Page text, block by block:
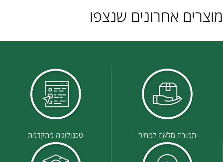
מוצרים אחרונים שנצפו
תמורה מלאה למחיר טכנולוגיה מתקדמת